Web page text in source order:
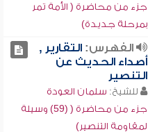
جزء من محاضرة ( الأمة تمر
بمرحلة جديدة)
الفهرس:التقارير ,
أصداء الحديث عن
التنصير
للشيخ: سلمان العودة
جزء من محاضرة ( (59) وسيلة
لمقاومة التنصير)